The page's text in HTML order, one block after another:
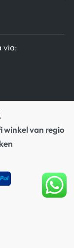
via:
winkel van regio